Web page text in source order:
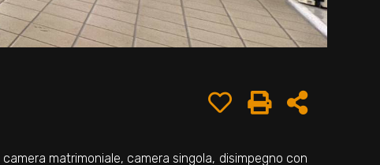
matrimoniale, camera singola, disimpegno con